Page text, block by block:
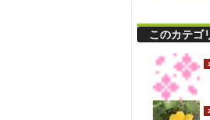
このカテゴ
1
2